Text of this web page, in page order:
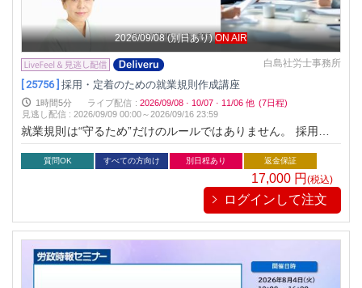
2026/09/08 (別日あり) ON AIR
白島社労士事務所
[ 25756 ] 採用・定着のための就業規則作成講座
1時間5分 ライブ配信 : 2026/09/08 · 10/07 · 11/06 他 (7日程)
見逃し配信 :2026/09/09 00:00～2026/09/16 23:59
就業規則は“守るため”だけのルールではありません。 採用のミ
スマッチを防ぎ、社員の定着率を高める「攻めの就業規則」こ
そが、今求められています。 この講座で、自社の制度を見直す
質問OK すべての方向け 別日程あり 返金保証
17,000 円(税込)
ログインして注文